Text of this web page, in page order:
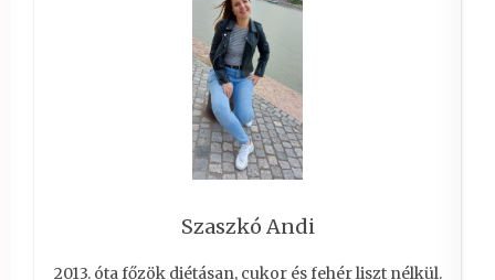
Szaszkó Andi
2013. óta főzök diétásan, cukor és fehér liszt nélkül.